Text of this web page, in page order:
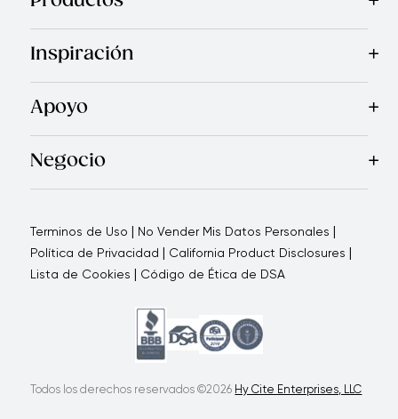
Mas VendidosCocinaCuchillosVajillasElectrodomésticos
Inspiración
RecetasBlogRoyal TVRevista Royal PrestigePrograma
Apoyo
ContáctanosQuienes SomosGarantía Royal Prestige
Negocio
Por qué elegirnosCómo te apoyamosBlogs -
Terminos de Uso | No Vender Mis Datos Personales |
Política de Privacidad | California Product Disclosures |
Lista de Cookies | Código de Ética de DSA
Todos los derechos reservados ©2026 Hy Cite Enterprises, LLC